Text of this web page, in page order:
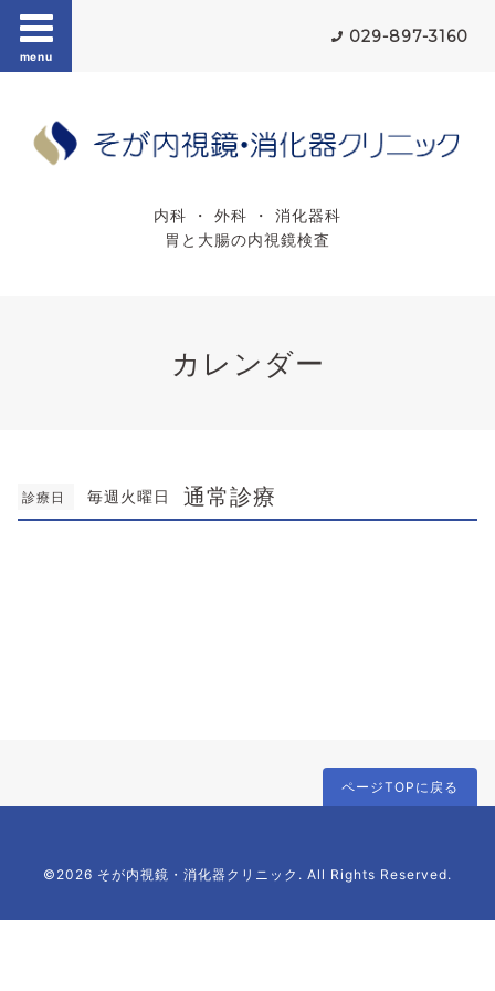
menu
029-897-3160
内科 ・ 外科 ・ 消化器科
胃と大腸の内視鏡検査
カレンダー
診療日 毎週火曜日 通常診療
ページTOPに戻る
©2026 そが内視鏡・消化器クリニック. All Rights Reserved.